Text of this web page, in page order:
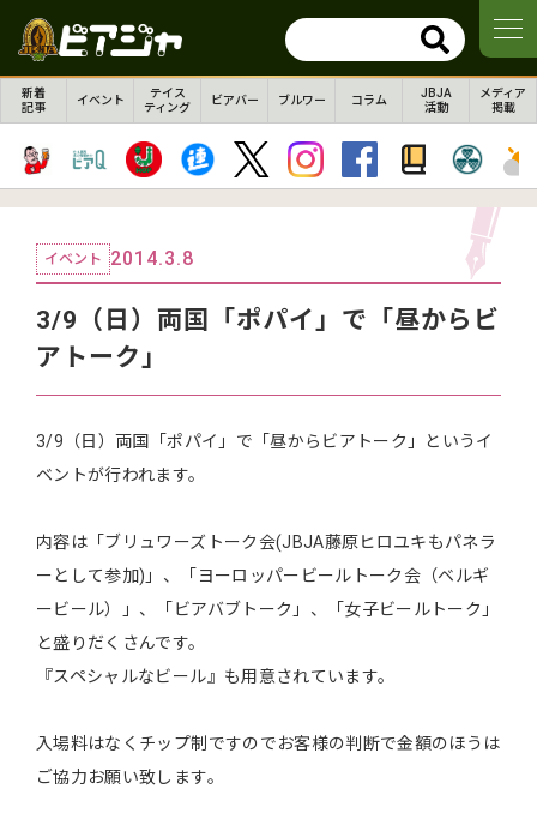
新着
記事
イベント
テイス
ティング
ビアバー ブルワー コラム
JBJA
活動
メディア
掲載
イベント 2014.3.8
3/9（日）両国「ポパイ」で「昼からビ
アトーク」
3/9（日）両国「ポパイ」で「昼からビアトーク」というイ
ベントが行われます。
内容は「ブリュワーズトーク会(JBJA藤原ヒロユキもパネラ
ーとして参加)」、「ヨーロッパービールトーク会（ベルギ
ービール）」、「ビアバブトーク」、「女子ビールトーク」
と盛りだくさんです。
『スペシャルなビール』も用意されています。
入場料はなくチップ制ですのでお客様の判断で金額のほうは
ご協力お願い致します。